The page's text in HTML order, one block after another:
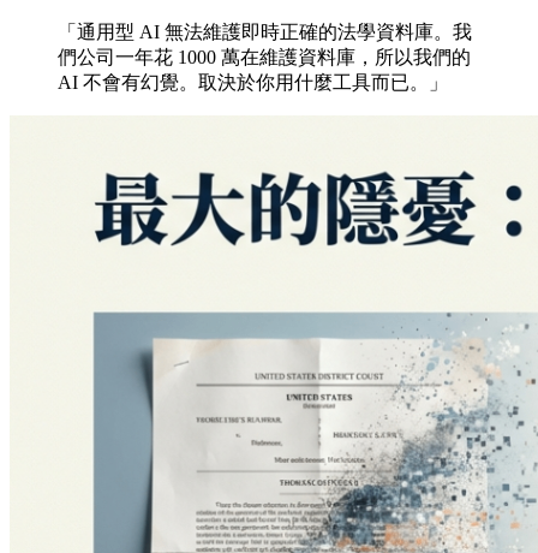
「通用型 AI 無法維護即時正確的法學資料庫。我
們公司一年花 1000 萬在維護資料庫，所以我們的
AI 不會有幻覺。取決於你用什麼工具而已。」